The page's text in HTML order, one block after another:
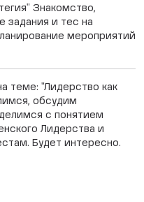
Знакомство,
задания и тес на
мероприятий
теме: "Лидерство как
обсудим
с понятием
Лидерства и
Будет интересно.